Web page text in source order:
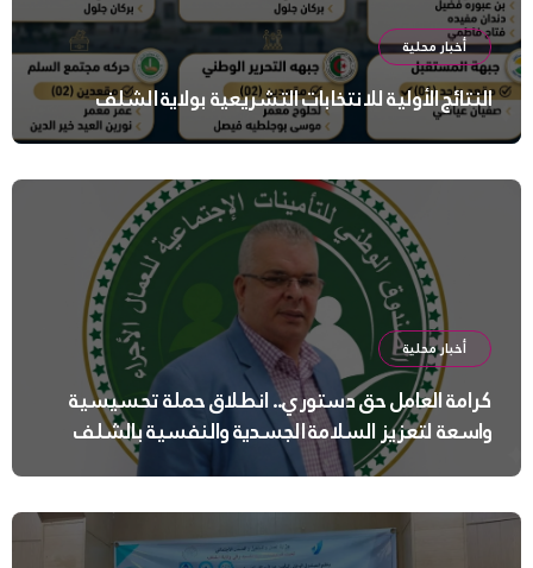
أخبار محلية
النتائج الأولية للانتخابات التشريعية بولاية الشلف
أخبار محلية
كرامة العامل حق دستوري.. انطلاق حملة تحسيسية
واسعة لتعزيز السلامة الجسدية والنفسية بالشلف